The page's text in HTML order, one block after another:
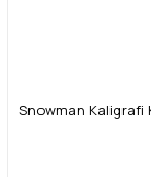
Snowman Kaligrafi